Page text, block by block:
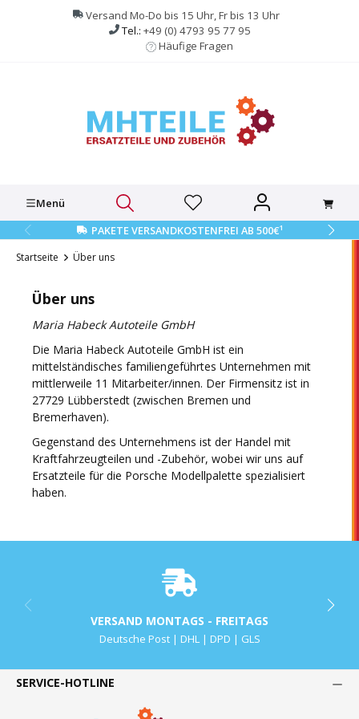
springen
Versand Mo-Do bis 15 Uhr, Fr bis 13 Uhr
Tel.: +49 (0) 4793 95 77 95
Häufige Fragen
Menü
PAKETE VERSANDKOSTENFREI AB 500€1
Startseite Über uns
Über uns
Maria Habeck Autoteile GmbH
Die Maria Habeck Autoteile GmbH ist ein
mittelständisches familiengeführtes Unternehmen mit
mittlerweile 11 Mitarbeiter/innen. Der Firmensitz ist in
27729 Lübberstedt (zwischen Bremen und
Bremerhaven).
Gegenstand des Unternehmens ist der Handel mit
Kraftfahrzeugteilen und -Zubehör, wobei wir uns auf
Ersatzteile für die Porsche Modellpalette spezialisiert
haben.
VERSAND MONTAGS - FREITAGS
Deutsche Post | DHL | DPD | GLS
SERVICE-HOTLINE